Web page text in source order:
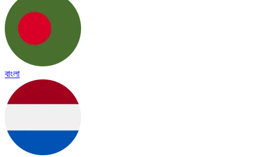
বাংলা